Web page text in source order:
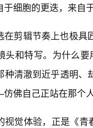
于细胞的更迭，来自
在剪辑节奏上也极具
头和特写。为什么
种清澈到近乎透明
佛自己正站在那个
视觉体验，正是《